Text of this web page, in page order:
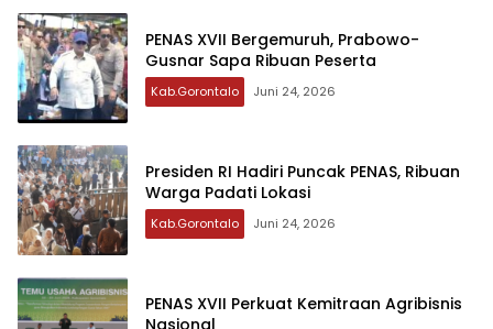
PENAS XVII Bergemuruh, Prabowo-
Gusnar Sapa Ribuan Peserta
Kab.Gorontalo Juni 24, 2026
Presiden RI Hadiri Puncak PENAS, Ribuan
Warga Padati Lokasi
Kab.Gorontalo Juni 24, 2026
PENAS XVII Perkuat Kemitraan Agribisnis